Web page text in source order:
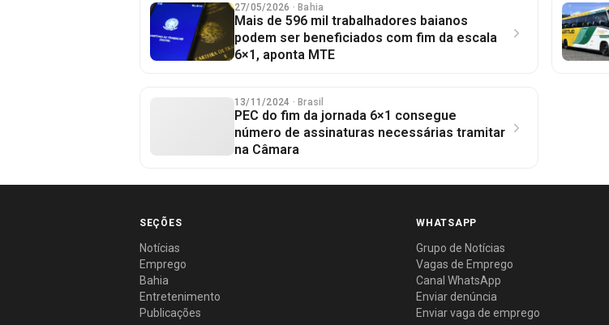
27/05/2026 · Bahia
Mais de 596 mil trabalhadores baianos
podem ser beneficiados com fim da escala
6×1, aponta MTE
13/11/2024 · Brasil
PEC do fim da jornada 6×1 consegue
número de assinaturas necessárias tramitar
na Câmara
SEÇÕES
Notícias
Emprego
Bahia
Entretenimento
Publicações
WHATSAPP
Grupo de Notícias
Vagas de Emprego
Canal WhatsApp
Enviar denúncia
Enviar vaga de emprego